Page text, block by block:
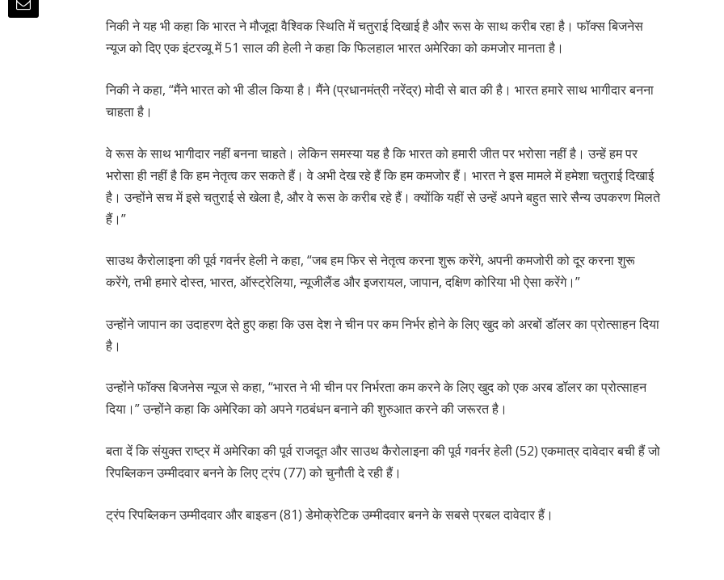
निकी ने यह भी कहा कि भारत ने मौजूदा वैश्विक स्थिति में चतुराई दिखाई है और रूस के साथ करीब रहा है। फॉक्स बिजनेस
न्यूज को दिए एक इंटरव्यू में 51 साल की हेली ने कहा कि फिलहाल भारत अमेरिका को कमजोर मानता है।
निकी ने कहा, “मैंने भारत को भी डील किया है। मैंने (प्रधानमंत्री नरेंद्र) मोदी से बात की है। भारत हमारे साथ भागीदार बनना
चाहता है।
वे रूस के साथ भागीदार नहीं बनना चाहते। लेकिन समस्या यह है कि भारत को हमारी जीत पर भरोसा नहीं है। उन्हें हम पर
भरोसा ही नहीं है कि हम नेतृत्व कर सकते हैं। वे अभी देख रहे हैं कि हम कमजोर हैं। भारत ने इस मामले में हमेशा चतुराई दिखाई
है। उन्होंने सच में इसे चतुराई से खेला है, और वे रूस के करीब रहे हैं। क्योंकि यहीं से उन्हें अपने बहुत सारे सैन्य उपकरण मिलते
हैं।”
साउथ कैरोलाइना की पूर्व गवर्नर हेली ने कहा, “जब हम फिर से नेतृत्व करना शुरू करेंगे, अपनी कमजोरी को दूर करना शुरू
करेंगे, तभी हमारे दोस्त, भारत, ऑस्ट्रेलिया, न्यूजीलैंड और इजरायल, जापान, दक्षिण कोरिया भी ऐसा करेंगे।”
उन्होंने जापान का उदाहरण देते हुए कहा कि उस देश ने चीन पर कम निर्भर होने के लिए खुद को अरबों डॉलर का प्रोत्साहन दिया
है।
उन्होंने फॉक्स बिजनेस न्यूज से कहा, “भारत ने भी चीन पर निर्भरता कम करने के लिए खुद को एक अरब डॉलर का प्रोत्साहन
दिया।” उन्होंने कहा कि अमेरिका को अपने गठबंधन बनाने की शुरुआत करने की जरूरत है।
बता दें कि संयुक्त राष्ट्र में अमेरिका की पूर्व राजदूत और साउथ कैरोलाइना की पूर्व गवर्नर हेली (52) एकमात्र दावेदार बची हैं जो
रिपब्लिकन उम्मीदवार बनने के लिए ट्रंप (77) को चुनौती दे रही हैं।
ट्रंप रिपब्लिकन उम्मीदवार और बाइडन (81) डेमोक्रेटिक उम्मीदवार बनने के सबसे प्रबल दावेदार हैं।